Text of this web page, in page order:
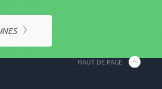
HAUT DE PAGE